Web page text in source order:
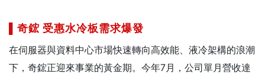
▌奇鋐 受惠水冷板需求爆發
在伺服器與資料中心市場快速轉向高效能、液冷架構的浪潮
下，奇鋐正迎來事業的黃金期。今年7月，公司單月營收達